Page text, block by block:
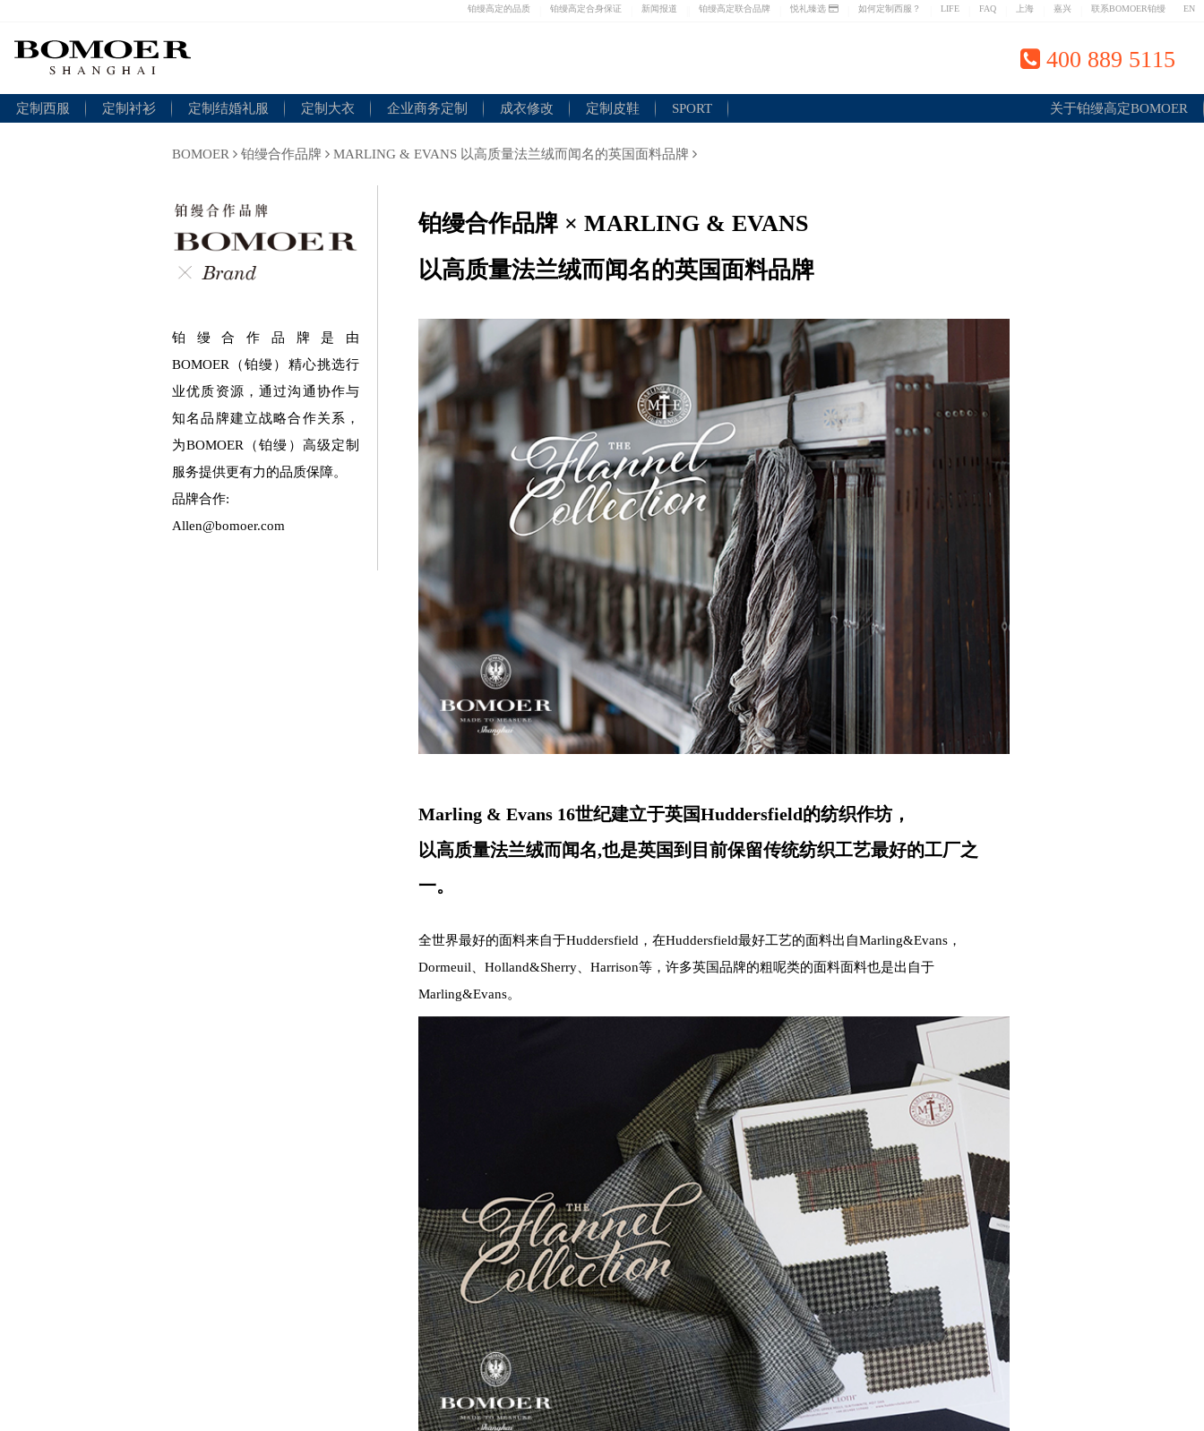
EN
联系BOMOER铂缦
嘉兴
上海
FAQ
LIFE
如何定制西服？
悦礼臻选
铂缦高定联合品牌
新闻报道
铂缦高定合身保证
铂缦高定的品质
400 889 5115
定制西服 定制衬衫 定制结婚礼服 定制大衣 企业商务定制 成衣修改 定制皮鞋 SPORT 关于铂缦高定BOMOER
BOMOER 铂缦合作品牌 MARLING & EVANS 以高质量法兰绒而闻名的英国面料品牌
铂缦合作品牌是由
BOMOER（铂缦）精心挑选行
业优质资源，通过沟通协作与
知名品牌建立战略合作关系，
为BOMOER（铂缦）高级定制
服务提供更有力的品质保障。
品牌合作:
Allen@bomoer.com
铂缦合作品牌 × MARLING & EVANS
以高质量法兰绒而闻名的英国面料品牌
Marling & Evans 16世纪建立于英国Huddersfield的纺织作坊，
以高质量法兰绒而闻名,也是英国到目前保留传统纺织工艺最好的工厂之
一。
全世界最好的面料来自于Huddersfield，在Huddersfield最好工艺的面料出自Marling&Evans，
Dormeuil、Holland&Sherry、Harrison等，许多英国品牌的粗呢类的面料面料也是出自于
Marling&Evans。